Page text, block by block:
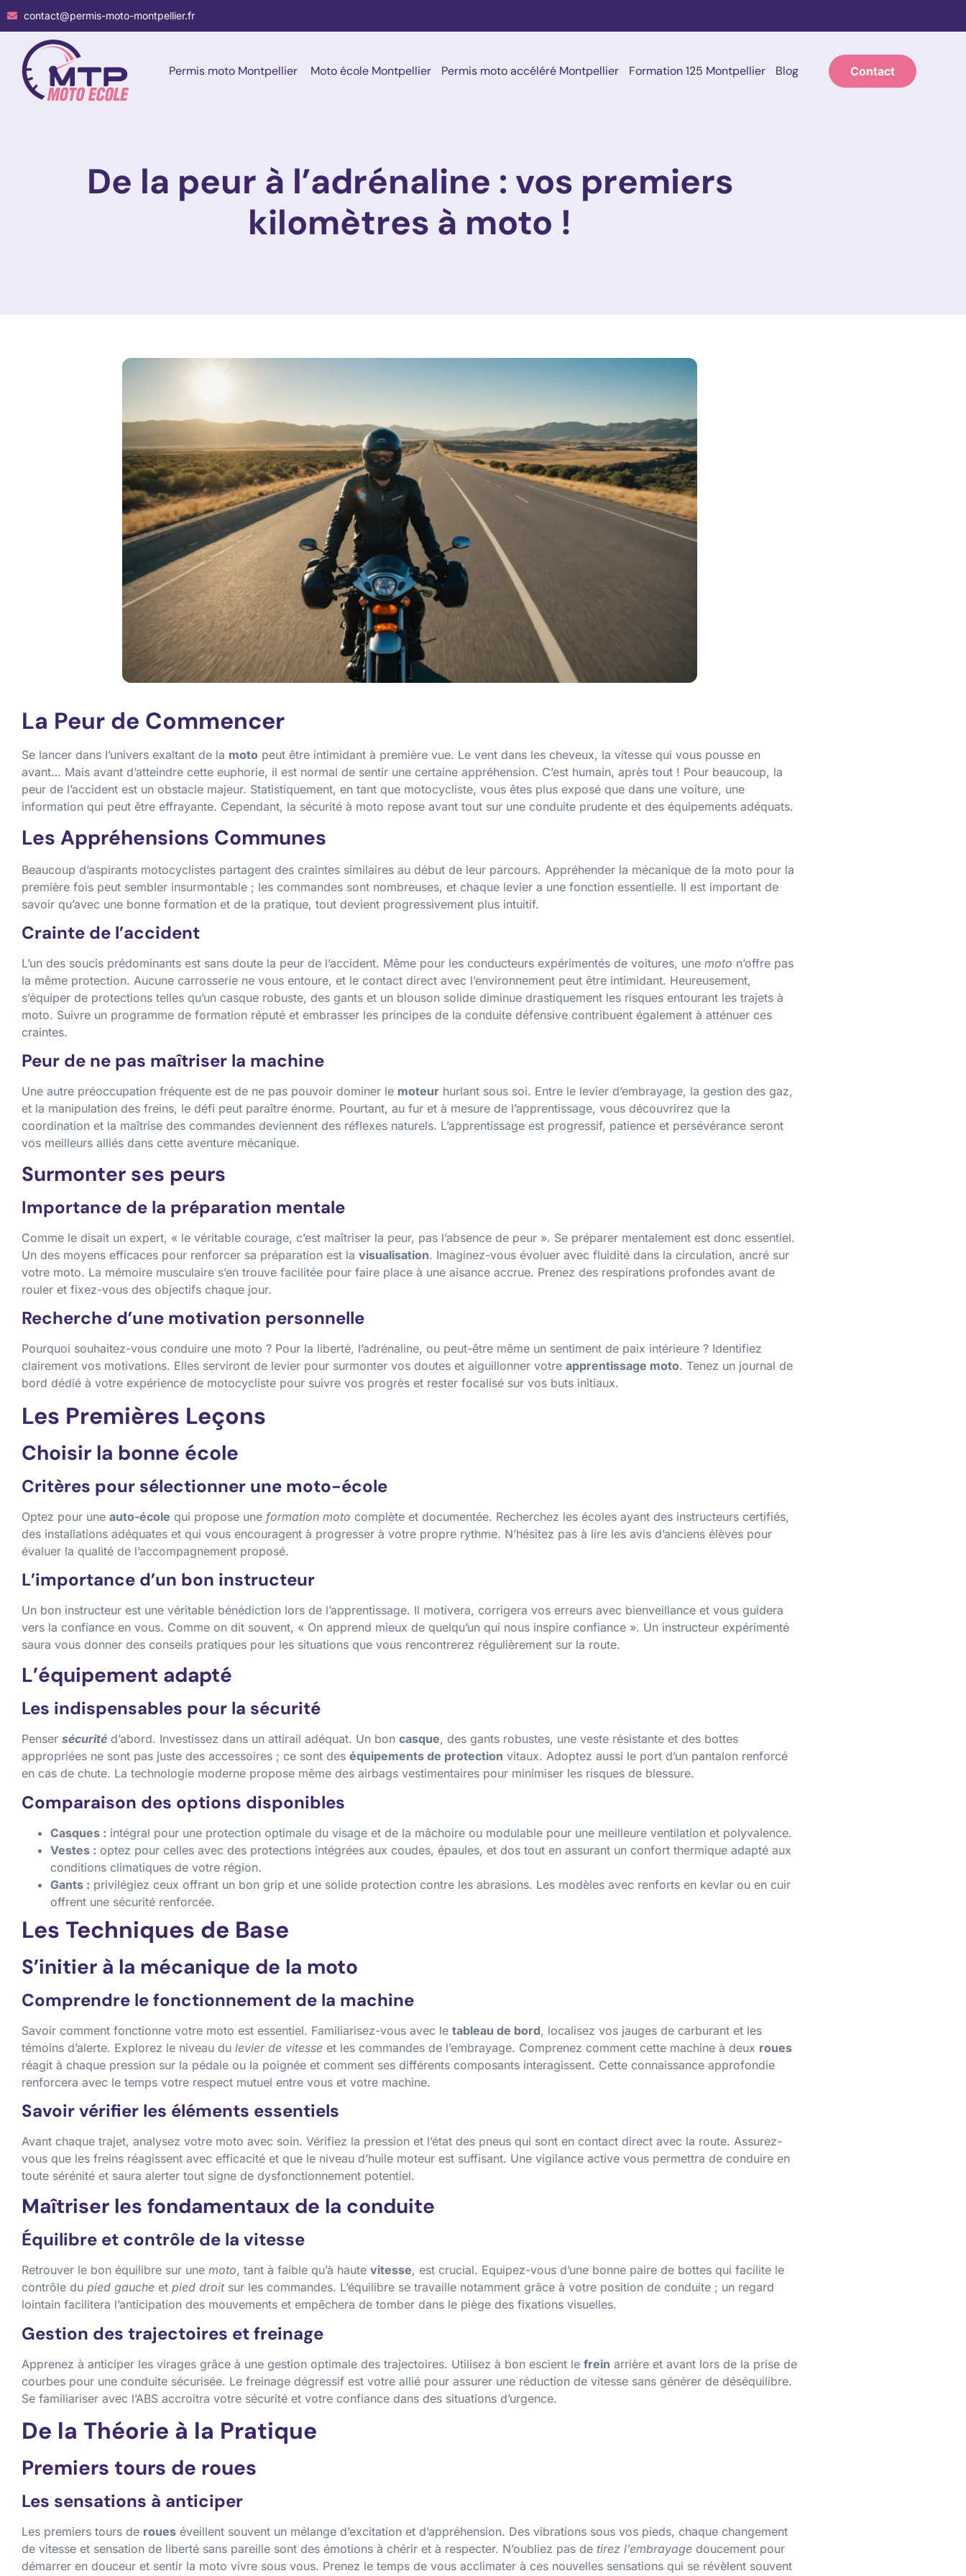
contact@permis-moto-montpellier.fr
Permis moto Montpellier Moto école Montpellier Permis moto accéléré Montpellier Formation 125 Montpellier Blog Contact
De la peur à l’adrénaline : vos premiers
kilomètres à moto !
La Peur de Commencer
Se lancer dans l’univers exaltant de la moto peut être intimidant à première vue. Le vent dans les cheveux, la vitesse qui vous pousse en
avant… Mais avant d’atteindre cette euphorie, il est normal de sentir une certaine appréhension. C’est humain, après tout ! Pour beaucoup, la
peur de l’accident est un obstacle majeur. Statistiquement, en tant que motocycliste, vous êtes plus exposé que dans une voiture, une
information qui peut être effrayante. Cependant, la sécurité à moto repose avant tout sur une conduite prudente et des équipements adéquats.
Les Appréhensions Communes
Beaucoup d’aspirants motocyclistes partagent des craintes similaires au début de leur parcours. Appréhender la mécanique de la moto pour la
première fois peut sembler insurmontable ; les commandes sont nombreuses, et chaque levier a une fonction essentielle. Il est important de
savoir qu’avec une bonne formation et de la pratique, tout devient progressivement plus intuitif.
Crainte de l’accident
L’un des soucis prédominants est sans doute la peur de l’accident. Même pour les conducteurs expérimentés de voitures, une moto n’offre pas
la même protection. Aucune carrosserie ne vous entoure, et le contact direct avec l’environnement peut être intimidant. Heureusement,
s’équiper de protections telles qu’un casque robuste, des gants et un blouson solide diminue drastiquement les risques entourant les trajets à
moto. Suivre un programme de formation réputé et embrasser les principes de la conduite défensive contribuent également à atténuer ces
craintes.
Peur de ne pas maîtriser la machine
Une autre préoccupation fréquente est de ne pas pouvoir dominer le moteur hurlant sous soi. Entre le levier d’embrayage, la gestion des gaz,
et la manipulation des freins, le défi peut paraître énorme. Pourtant, au fur et à mesure de l’apprentissage, vous découvrirez que la
coordination et la maîtrise des commandes deviennent des réflexes naturels. L’apprentissage est progressif, patience et persévérance seront
vos meilleurs alliés dans cette aventure mécanique.
Surmonter ses peurs
Importance de la préparation mentale
Comme le disait un expert, « le véritable courage, c’est maîtriser la peur, pas l’absence de peur ». Se préparer mentalement est donc essentiel.
Un des moyens efficaces pour renforcer sa préparation est la visualisation. Imaginez-vous évoluer avec fluidité dans la circulation, ancré sur
votre moto. La mémoire musculaire s’en trouve facilitée pour faire place à une aisance accrue. Prenez des respirations profondes avant de
rouler et fixez-vous des objectifs chaque jour.
Recherche d’une motivation personnelle
Pourquoi souhaitez-vous conduire une moto ? Pour la liberté, l’adrénaline, ou peut-être même un sentiment de paix intérieure ? Identifiez
clairement vos motivations. Elles serviront de levier pour surmonter vos doutes et aiguillonner votre apprentissage moto. Tenez un journal de
bord dédié à votre expérience de motocycliste pour suivre vos progrès et rester focalisé sur vos buts initiaux.
Les Premières Leçons
Choisir la bonne école
Critères pour sélectionner une moto-école
Optez pour une auto-école qui propose une formation moto complète et documentée. Recherchez les écoles ayant des instructeurs certifiés,
des installations adéquates et qui vous encouragent à progresser à votre propre rythme. N’hésitez pas à lire les avis d’anciens élèves pour
évaluer la qualité de l’accompagnement proposé.
L’importance d’un bon instructeur
Un bon instructeur est une véritable bénédiction lors de l’apprentissage. Il motivera, corrigera vos erreurs avec bienveillance et vous guidera
vers la confiance en vous. Comme on dit souvent, « On apprend mieux de quelqu’un qui nous inspire confiance ». Un instructeur expérimenté
saura vous donner des conseils pratiques pour les situations que vous rencontrerez régulièrement sur la route.
L’équipement adapté
Les indispensables pour la sécurité
Penser sécurité d’abord. Investissez dans un attirail adéquat. Un bon casque, des gants robustes, une veste résistante et des bottes
appropriées ne sont pas juste des accessoires ; ce sont des équipements de protection vitaux. Adoptez aussi le port d’un pantalon renforcé
en cas de chute. La technologie moderne propose même des airbags vestimentaires pour minimiser les risques de blessure.
Comparaison des options disponibles
Casques : intégral pour une protection optimale du visage et de la mâchoire ou modulable pour une meilleure ventilation et polyvalence.
Vestes : optez pour celles avec des protections intégrées aux coudes, épaules, et dos tout en assurant un confort thermique adapté aux
conditions climatiques de votre région.
Gants : privilégiez ceux offrant un bon grip et une solide protection contre les abrasions. Les modèles avec renforts en kevlar ou en cuir
offrent une sécurité renforcée.
Les Techniques de Base
S’initier à la mécanique de la moto
Comprendre le fonctionnement de la machine
Savoir comment fonctionne votre moto est essentiel. Familiarisez-vous avec le tableau de bord, localisez vos jauges de carburant et les
témoins d’alerte. Explorez le niveau du levier de vitesse et les commandes de l’embrayage. Comprenez comment cette machine à deux roues
réagit à chaque pression sur la pédale ou la poignée et comment ses différents composants interagissent. Cette connaissance approfondie
renforcera avec le temps votre respect mutuel entre vous et votre machine.
Savoir vérifier les éléments essentiels
Avant chaque trajet, analysez votre moto avec soin. Vérifiez la pression et l’état des pneus qui sont en contact direct avec la route. Assurez-
vous que les freins réagissent avec efficacité et que le niveau d’huile moteur est suffisant. Une vigilance active vous permettra de conduire en
toute sérénité et saura alerter tout signe de dysfonctionnement potentiel.
Maîtriser les fondamentaux de la conduite
Équilibre et contrôle de la vitesse
Retrouver le bon équilibre sur une moto, tant à faible qu’à haute vitesse, est crucial. Equipez-vous d’une bonne paire de bottes qui facilite le
contrôle du pied gauche et pied droitsur les commandes. L’équilibre se travaille notamment grâce à votre position de conduite ; un regard
lointain facilitera l’anticipation des mouvements et empêchera de tomber dans le piège des fixations visuelles.
Gestion des trajectoires et freinage
Apprenez à anticiper les virages grâce à une gestion optimale des trajectoires. Utilisez à bon escient le frein arrière et avant lors de la prise de
courbes pour une conduite sécurisée. Le freinage dégressif est votre allié pour assurer une réduction de vitesse sans générer de déséquilibre.
Se familiariser avec l’ABS accroitra votre sécurité et votre confiance dans des situations d’urgence.
De la Théorie à la Pratique
Premiers tours de roues
Les sensations à anticiper
Les premiers tours de roues éveillent souvent un mélange d’excitation et d’appréhension. Des vibrations sous vos pieds, chaque changement
de vitesse et sensation de liberté sans pareille sont des émotions à chérir et à respecter. N’oubliez pas de tirez l’embrayage doucement pour
démarrer en douceur et sentir la moto vivre sous vous. Prenez le temps de vous acclimater à ces nouvelles sensations qui se révèlent souvent